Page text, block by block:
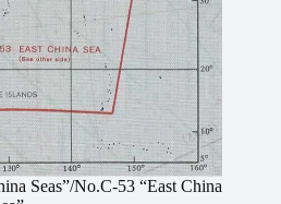
Seas”/No.C-53 “East China